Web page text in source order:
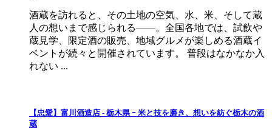
酒蔵を訪れると、その土地の空気、水、米、そして蔵
人の想いまで感じられる——。全国各地では、試飲や
蔵見学、限定酒の販売、地域グルメが楽しめる酒蔵イ
ベントが続々と開催されています。 普段はなかなか入
れない ...
【忠愛】富川酒造店 ‐ 栃木県 ｰ 米と技を磨き、想いを紡ぐ栃木の酒
蔵